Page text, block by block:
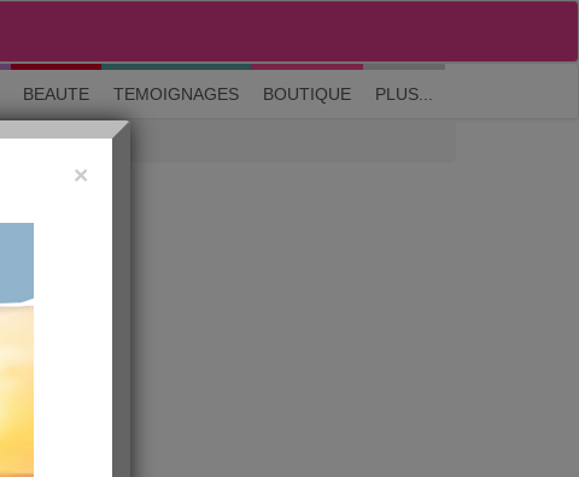
M'inscrire| Me connecter| ? Visite guidée
BEAUTE TEMOIGNAGES BOUTIQUE PLUS...
×